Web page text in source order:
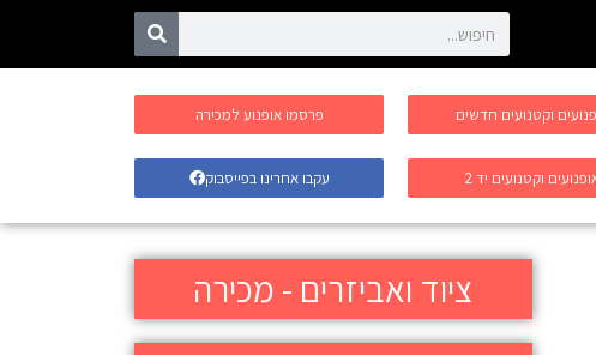
וקטנועים חדשים
וקטנועים יד 2
פרסמו אופנוע למכירה
עקבו אחרינו בפייסבוק
ציוד ואביזרים - מכירה